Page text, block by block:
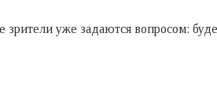
уже задаются вопросом: